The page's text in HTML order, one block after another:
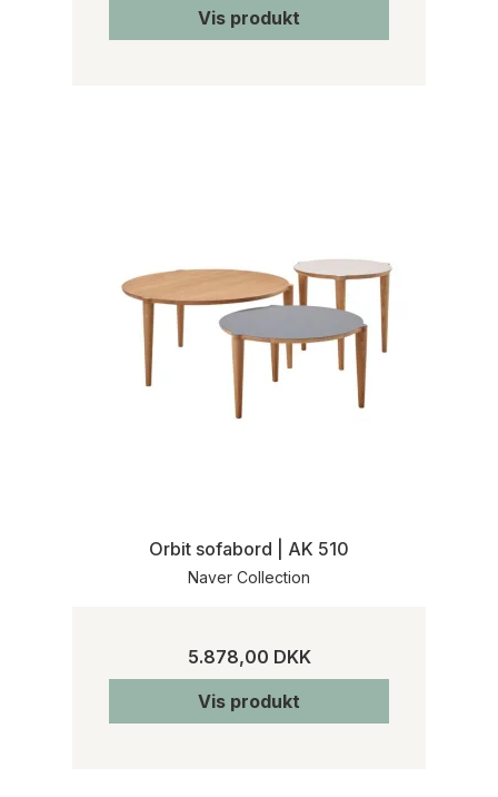
Vis produkt
Orbit sofabord | AK 510
Naver Collection
5.878,00 DKK
Vis produkt